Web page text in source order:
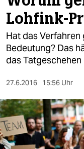
politik
öko
gesellschaft
sport
berlin
nord
Lohfink-
Hat das
Bedeutung? Das
das
27.6.2016 15:56 Uhr